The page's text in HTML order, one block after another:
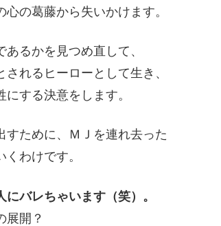
の葛藤から失いかけます。
るかを見つめ直して、
れるヒーローとして生き、
する決意をします。
すために、ＭＪを連れ去った
わけです。
にバレちゃいます（笑）。
展開？